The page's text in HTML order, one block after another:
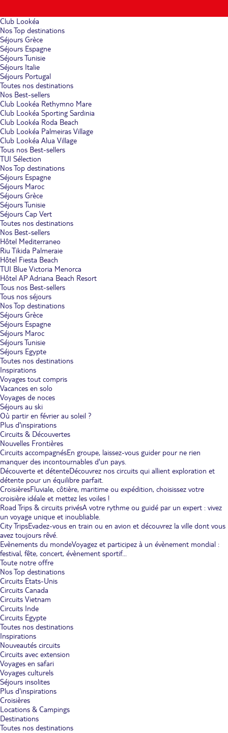
Club Lookéa
Nos Top destinations
Séjours Grèce
Séjours Espagne
Séjours Tunisie
Séjours Italie
Séjours Portugal
Toutes nos destinations
Nos Best-sellers
Club Lookéa Rethymno Mare
Club Lookéa Sporting Sardinia
Club Lookéa Roda Beach
Club Lookéa Palmeiras Village
Club Lookéa Alua Village
Tous nos Best-sellers
TUI Sélection
Nos Top destinations
Séjours Espagne
Séjours Maroc
Séjours Grèce
Séjours Tunisie
Séjours Cap Vert
Toutes nos destinations
Nos Best-sellers
Hôtel Mediterraneo
Riu Tikida Palmeraie
Hôtel Fiesta Beach
TUI Blue Victoria Menorca
Hôtel AP Adriana Beach Resort
Tous nos Best-sellers
Tous nos séjours
Nos Top destinations
Séjours Grèce
Séjours Espagne
Séjours Maroc
Séjours Tunisie
Séjours Egypte
Toutes nos destinations
Inspirations
Voyages tout compris
Vacances en solo
Voyages de noces
Séjours au ski
Où partir en février au soleil ?
Plus d'inspirations
Circuits & Découvertes
Nouvelles Frontières
Circuits accompagnésEn groupe, laissez-vous guider pour ne rien
manquer des incontournables d'un pays.
Découverte et détenteDécouvrez nos circuits qui allient exploration et
détente pour un équilibre parfait.
CroisièresFluviale, côtière, maritime ou expédition, choisissez votre
croisière idéale et mettez les voiles !
Road Trips & circuits privésA votre rythme ou guidé par un expert : vivez
un voyage unique et inoubliable.
City TripsEvadez-vous en train ou en avion et découvrez la ville dont vous
avez toujours rêvé.
Evènements du mondeVoyagez et participez à un évènement mondial :
festival, fête, concert, évènement sportif...
Toute notre offre
Nos Top destinations
Circuits Etats-Unis
Circuits Canada
Circuits Vietnam
Circuits Inde
Circuits Egypte
Toutes nos destinations
Inspirations
Nouveautés circuits
Circuits avec extension
Voyages en safari
Voyages culturels
Séjours insolites
Plus d'inspirations
Croisières
Locations & Campings
Destinations
Toutes nos destinations